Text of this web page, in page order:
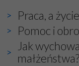
Praca, a
Pomoc i
Jak
małżeństwa?